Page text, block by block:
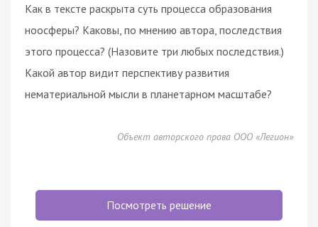
Как в тексте раскрыта суть процесса образования
ноосферы? Каковы, по мнению автора, последствия
этого процесса? (Назовите три любых последствия.)
Какой автор видит перспективу развития
нематериальной мысли в планетарном масштабе?
Объект авторского права ООО «Легион»
Посмотреть решение